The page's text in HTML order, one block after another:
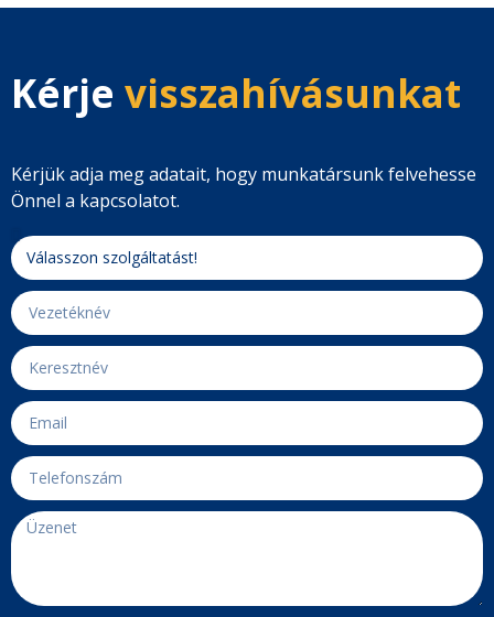
Kérje visszahívásunkat
Kérjük adja meg adatait, hogy munkatársunk felvehesse
Önnel a kapcsolatot.